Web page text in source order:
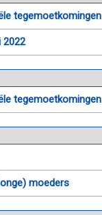
tegemoetkomingen
2022
tegemoetkomingen
moeders